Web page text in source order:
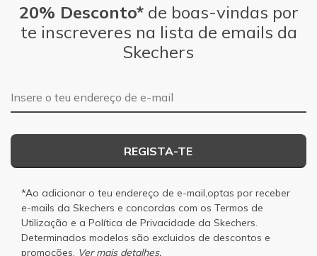
20% Desconto*de boas-vindas por
te inscreveres na lista de emails da
Skechers
Endereço de e-mail
REGISTA-TE
*Ao adicionar o teu endereço de e-mail,optas por receber
e-mails da Skechers e concordas com os Termos de
Utilização e a Política de Privacidade da Skechers.
Determinados modelos são excluidos de descontos e
promoções. Ver mais detalhes.